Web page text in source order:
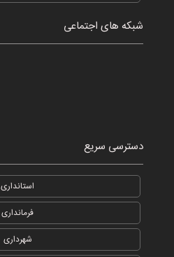
شبکه های اجتماعی
دسترسی سریع
استانداری
فرمانداری
شهرداری